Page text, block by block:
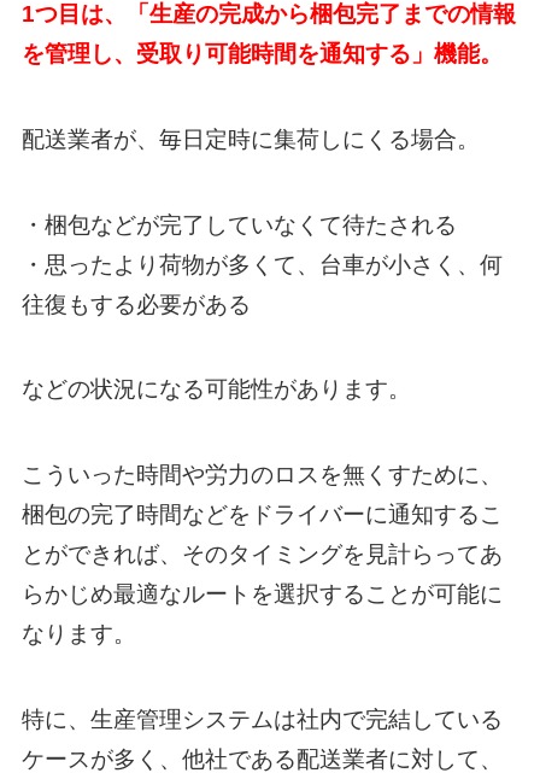
1つ目は、「生産の完成から梱包完了までの情報
を管理し、受取り可能時間を通知する」機能。
配送業者が、毎日定時に集荷しにくる場合。
・梱包などが完了していなくて待たされる
・思ったより荷物が多くて、台車が小さく、何
往復もする必要がある
などの状況になる可能性があります。
こういった時間や労力のロスを無くすために、
梱包の完了時間などをドライバーに通知するこ
とができれば、そのタイミングを見計らってあ
らかじめ最適なルートを選択することが可能に
なります。
特に、生産管理システムは社内で完結している
ケースが多く、他社である配送業者に対して、